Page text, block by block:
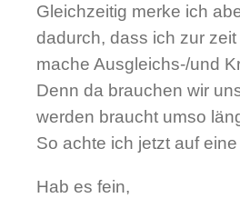
Gleichzeitig merke ich
dadurch, dass ich zur
mache Ausgleichs-/und
Denn da brauchen wir
werden braucht umso
So achte ich jetzt auf
Hab es fein,